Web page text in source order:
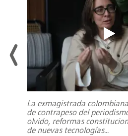
La exmagistrada
de contrapeso del
olvido, reformas
de nuevas tecnologías...